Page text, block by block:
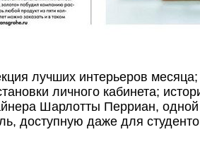
лучших интерьеров
личного кабинета;
Шарлотты Перриан, одной
доступную даже для